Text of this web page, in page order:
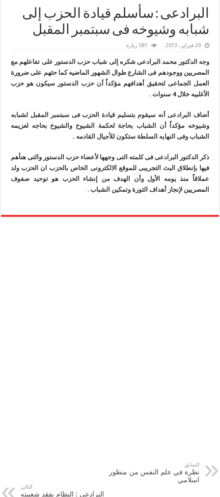
البرادعى : سأسلم قيادة الحزب إلى
شبابه وشيوخه فى سبتمبر المقبل
20 فبراير، 2013 581 زيارة
وجه الدكتور محمد البرادعى شكره إلى شباب حزب الدستور على تفاعلهم مع
المصريين ووجودهم فى الشارع طوال الشهور الماضيه كما حثهم على ضرورة
العمل الجماعى لتحقيق أهدافهم مؤكداً أن حزب الدستور سيكون هو حزب
الأغلبيه خلال 4 سنوات .
أضاف البرادعى أنه سيقوم بتسليم قيادة الحزب فى سبتمبر المقبل لشبابه
وشيوخه مؤكداً أن الشباب بحاجة لحكمة الشيوخ والشيوخ بحاجه لعزيمه
الشباب وفى النهايه السلطة ستكون للأجيال القادمه .
ذكر الدكتور البرادعى فى كلمته التى وجهها لأعضاء حزب الدستور والتى هنأهم
فيها بإنطلاق البث التجريبى للموقع الالكترونى الخاص بالحزب ان الحزب ولد
عملاقاً منذ يومه الأول وأن الهدف من إنشاء الحزب هو توحيد صفوف
المصريين لإنجاز أهداف الثورة وتمكين الشباب.
السابق
نظرة في علم النفس من منظور
اسلامي
التالي
البرادعي : النظام يفقد شعبيته